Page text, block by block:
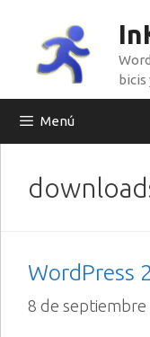
contenido
bicis
Menú
WordPress
8 de septiembre